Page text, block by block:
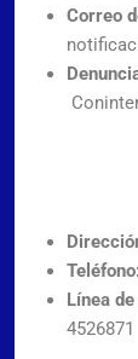
Correo
Teléfono:
Línea
4526871